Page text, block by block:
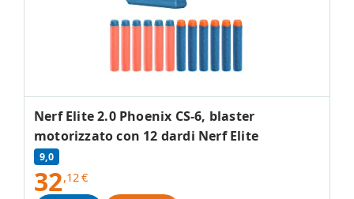
Nerf Elite 2.0 Phoenix CS-6, blaster
motorizzato con 12 dardi Nerf Elite
9,0
32,12€